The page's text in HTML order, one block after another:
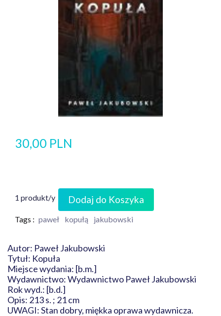
30,00 PLN
1 produkt/y Dodaj do Koszyka
Tags : paweł kopułą jakubowski
Autor: Paweł Jakubowski
Tytuł: Kopuła
Miejsce wydania: [b.m.]
Wydawnictwo: Wydawnictwo Paweł Jakubowski
Rok wyd.: [b.d.]
Opis: 213 s. ; 21 cm
UWAGI: Stan dobry, miękka oprawa wydawnicza.